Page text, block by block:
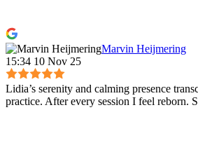
Marvin Heijmering
15:34 10 Nov 25
Lidia’s serenity and calming presence
practice. After every session I feel reborn.